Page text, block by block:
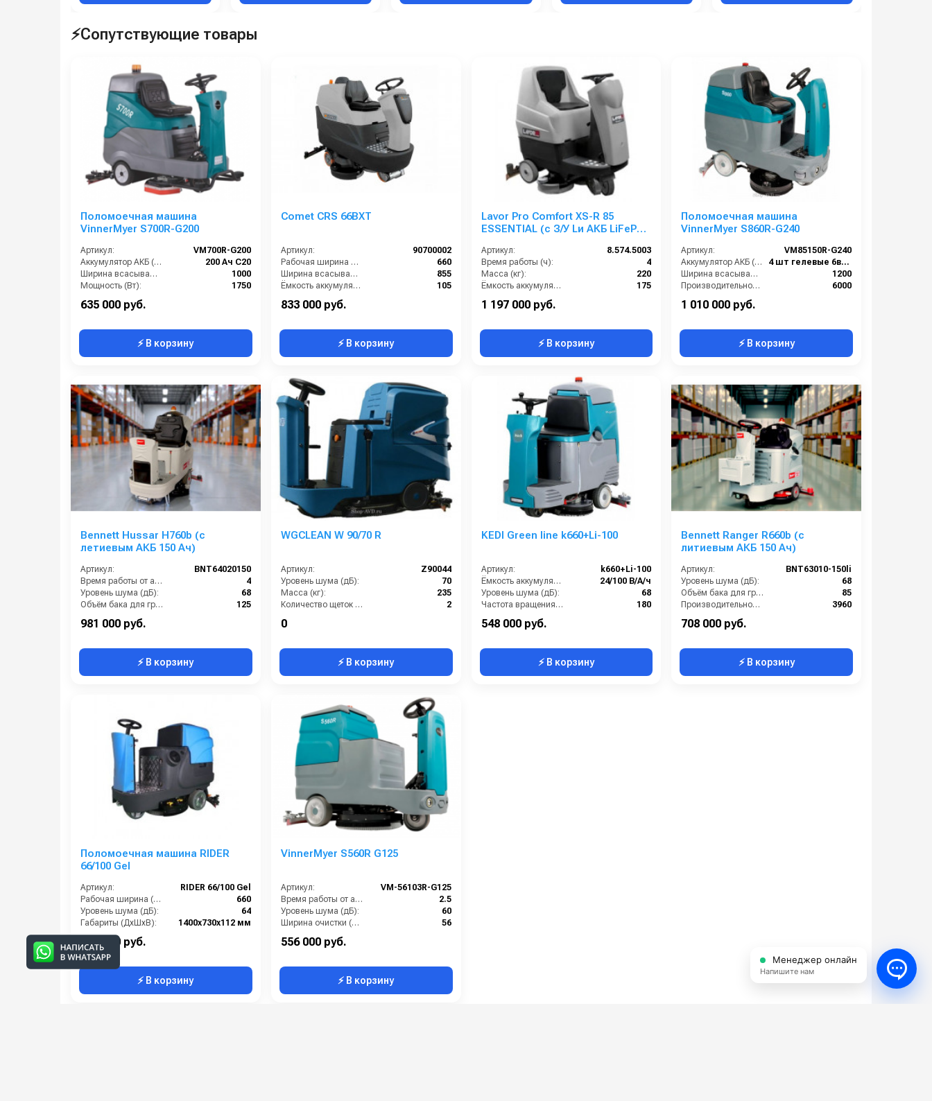
⚡Сопутствующие товары
Поломоечная машина
VinnerMyer S700R-G200
Артикул:
VM700R-G200
Аккумулятор АКБ (В/А·ч):
200 Ач С20
Ширина всасывающей балки (мм):
1000
Мощность (Вт):
1750
635 000 руб.
⚡ В корзину
Comet CRS 66BXT
Артикул:
90700002
Рабочая ширина щеток (мм):
660
Ширина всасывающей балки (мм):
855
Ёмкость аккумуляторов (Ач):
105
833 000 руб.
⚡ В корзину
Lavor Pro Comfort XS-R 85
ESSENTIAL (с З/У Lи АКБ LiFePo4
Артикул:
8.574.5003
Время работы (ч):
4
Масса (кг):
220
Ёмкость аккумуляторов (Ач):
175
1 197 000 руб.
⚡ В корзину
Поломоечная машина
VinnerMyer S860R-G240
Артикул:
VM85150R-G240
Аккумулятор АКБ (В/А·ч):
4 шт гелевые 6в АКБ 260 Ач С20
Ширина всасывающей балки (мм):
1200
Производительность по площади (м2/ч):
6000
Габариты (ДхШхВ):
1 010 000 руб.
⚡ В корзину
Bennett Hussar H760b (с
летиевым АКБ 150 Ач)
Артикул:
BNT64020150
Время работы от аккумуляторов (ч):
4
Уровень шума (дБ):
68
Объём бака для грязной воды (л):
125
981 000 руб.
⚡ В корзину
WGCLEAN W 90/70 R
Артикул:
Z90044
Уровень шума (дБ):
70
Масса (кг):
235
Количество щеток (шт):
2
0
⚡ В корзину
KEDI Green line k660+Li-100
Артикул:
k660+Li-100
Ёмкость аккумуляторов (Ач):
24/100 В/А/ч
Уровень шума (дБ):
68
Частота вращения щетки (об/мин):
180
548 000 руб.
⚡ В корзину
Bennett Ranger R660b (с
литиевым АКБ 150 Ач)
Артикул:
BNT63010-150li
Уровень шума (дБ):
68
Объём бака для грязной воды (л):
85
Производительность по площади (м2/ч):
3960
708 000 руб.
⚡ В корзину
Поломоечная машина RIDER
66/100 Gel
Артикул:
RIDER 66/100 Gel
Рабочая ширина (мм):
660
Уровень шума (дБ):
64
Габариты (ДхШхВ):
1400х730х112 мм
567 000 руб.
⚡ В корзину
VinnerMyer S560R G125
Артикул:
VM-56103R-G125
Время работы от аккумуляторов (ч):
2.5
Уровень шума (дБ):
60
Ширина очистки (см):
56
556 000 руб.
⚡ В корзину
Менеджер онлайн
Напишите нам